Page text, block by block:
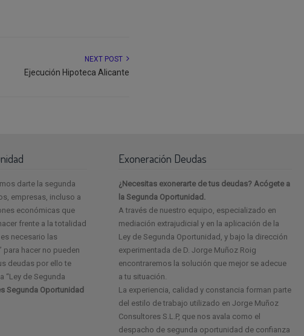
NEXT POST
Ejecución Hipoteca Alicante
darte la segunda
empresas, incluso a
económicas que
frente a la totalidad
necesario las
para hacer no pueden
deudas por ello te
“Ley de Segunda
Segunda Oportunidad
Exoneración Deudas
¿Necesitas exonerarte de tus deudas? Acógete a
la Segunda Oportunidad.
A través de nuestro equipo, especializado en
mediación extrajudicial y en la aplicación de la
Ley de Segunda Oportunidad, y bajo la dirección
experimentada de D. Jorge Muñoz Roig
encontraremos la solución que mejor se adecue
a tu situación.
La experiencia, calidad y constancia forman parte
del estilo de trabajo utilizado en Jorge Muñoz
Consultores S.L.P, que nos avala como el
despacho de segunda oportunidad de confianza